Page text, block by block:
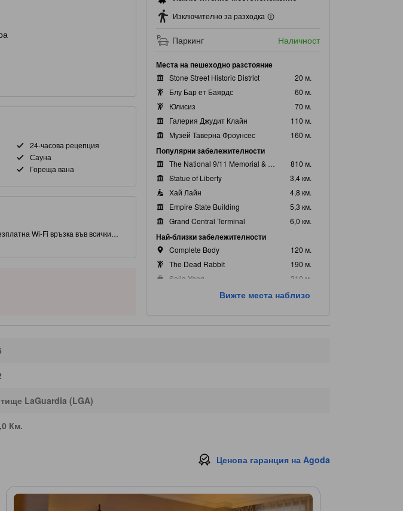
24-часова рецепция
Сауна
Гореща вана
Wi-Fi връзка във всички
до атракции и интересни
от 3.0 звезди, този обект
Изключително за разходка
Паркинг Наличност
Места на пешеходно разстояние
Stone Street Historic District
20 м.
Блу Бар ет Баярдс
60 м.
Юлисиз
70 м.
Галерия Джудит Клайн
110 м.
Музей Таверна Фроунсес
160 м.
Популярни забележителности
The National 9/11 Memorial & Museum
810 м.
Statue of Liberty
3,4 км.
Хай Лайн
4,8 км.
Empire State Building
5,3 км.
Grand Central Terminal
6,0 км.
Най-близки забележителности
Complete Body
120 м.
The Dead Rabbit
190 м.
Selia Yang
210 м.
Калърс Америка Шоп & Галерия Inc
220 м.
Вижте места наблизо
LaGuardia (LGA)
Км.
Ценова гаранция на Agoda